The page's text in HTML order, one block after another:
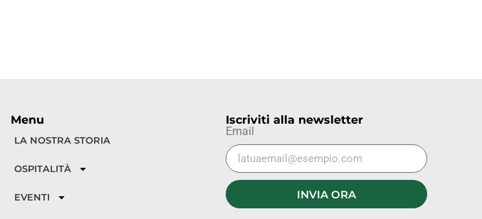
Menu
LA NOSTRA STORIA
OSPITALITÀ
EVENTI
Iscriviti alla newsletter
Email
INVIA ORA